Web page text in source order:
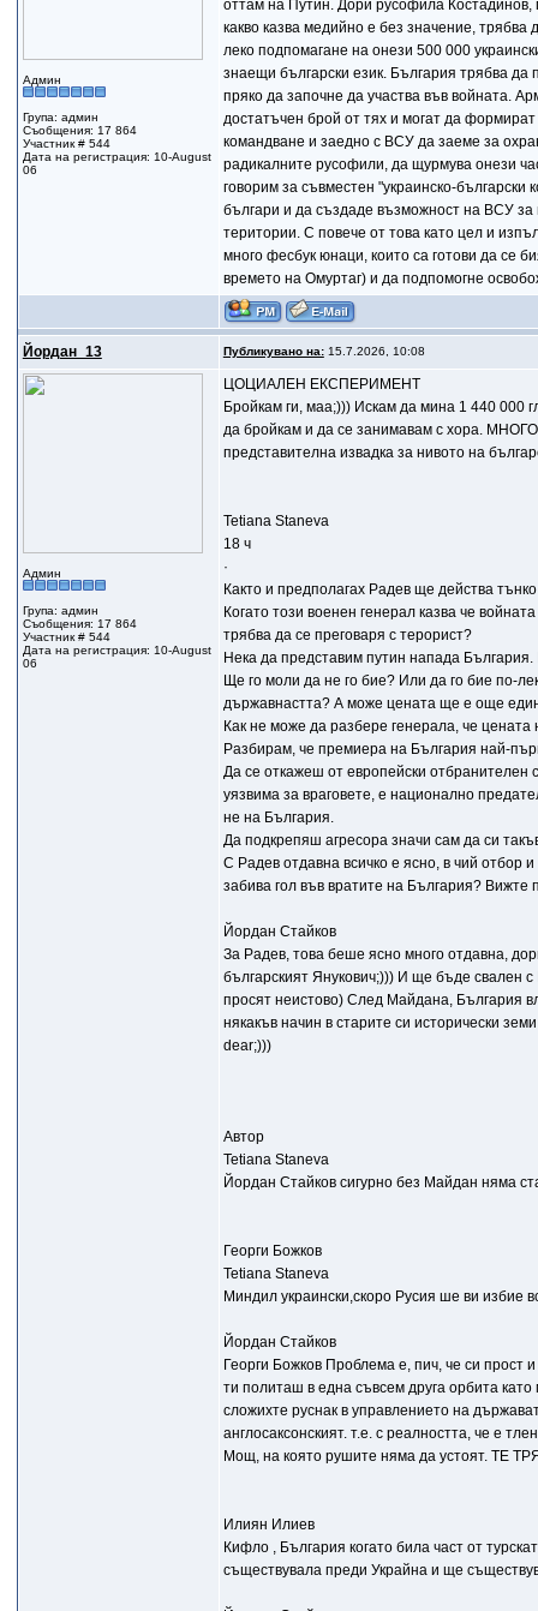
Админ
Група: админ
Съобщения: 17 864
Участник # 544
Дата на регистрация: 10-August
06
оттам на Путин. Дори русофила Костадинов,
какво казва медийно е без значение,
леко подпомагане на онези 500 000
знаещи български език. България трябва
пряко да започне да участва във войната.
достатъчен брой от тях и могат да
командване и заедно с ВСУ да заеме за
радикалните русофили, да щурмува онези
говорим за съвместен "украинско-български
българи и да създаде възможност на ВСУ за
територии. С повече от това като цел и
много фесбук юнаци, които са готови да се
времето на Омуртаг) и да подпомогне
Йордан_13 Публикувано на:15.7.2026, 10:08
Админ
Група: админ
Съобщения: 17 864
Участник # 544
Дата на регистрация: 10-August
06
ЦОЦИАЛЕН ЕКСПЕРИМЕНТ
Бройкам ги, маа;))) Искам да мина 1 440 000
да бройкам и да се занимавам с хора.
представителна извадка за нивото на
Tetiana Staneva
18 ч
·
Както и предполагах Радев ще действа
Когато този военен генерал казва че
трябва да се преговаря с терорист?
Нека да представим путин напада
Ще го моли да не го бие? Или да го бие по-
държавнастта? А може цената ще е още
Как не може да разбере генерала, че
Разбирам, че премиера на България най-
Да се откажеш от европейски
уязвима за враговете, е национално
не на България.
Да подкрепяш агресора значи сам да си
С Радев отдавна всичко е ясно, в чий отбор
забива гол във вратите на България? Вижте
Йордан Стайков
За Радев, това беше ясно много отдавна,
българският Янукович;))) И ще бъде свален
просят неистово) След Майдана, България
някакъв начин в старите си исторически
dear;)))
Автор
Tetiana Staneva
Йордан Стайков сигурно без Майдан няма
Георги Божков
Tetiana Staneva
Миндил украински,скоро Русия ше ви избие
Йордан Стайков
Георги Божков Проблема е, пич, че си
ти политаш в една съвсем друга орбита
сложихте руснак в управлението на
англосаксонският. т.е. с реалността, че е
Мощ, на която рушите няма да устоят. ТЕ
Илиян Илиев
Кифло , България когато била част от
съществувала преди Украйна и ще